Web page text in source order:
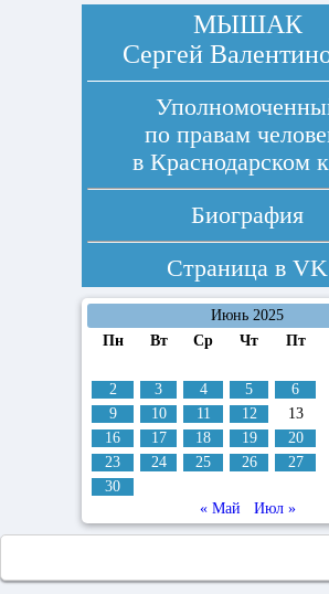
МЫШАК
Сергей
по правам
в Краснодарском
Биография
Страница в VK
Июнь 2025
Пн
Вт Ср Чт Пт
2
3 4 5 6
9
10 11 12 13
16
17 18 19 20
23
24 25 26 27
30
« Май
Июл »